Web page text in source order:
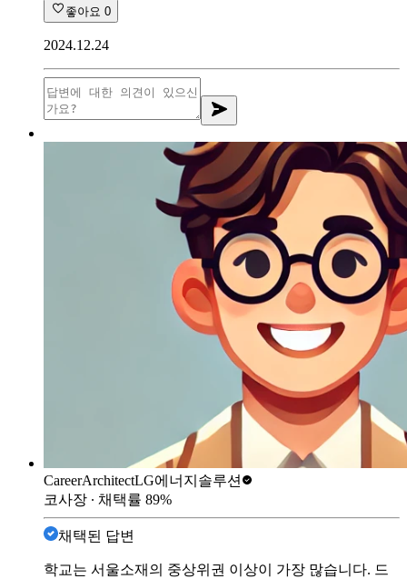
좋아요 0
2024.12.24
CareerArchitectLG에너지솔루션
코사장 ∙ 채택률 89%
채택된 답변
학교는 서울소재의 중상위권 이상이 가장 많습니다. 드